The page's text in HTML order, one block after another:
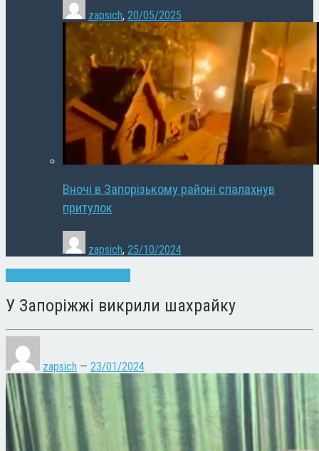
zapsich, 20/05/2025
Вночі в Запорізькому районі спалахнув
притулок
zapsich, 25/10/2024
У Запоріжжі викрили шахрайку
zapsich — 23/01/2024